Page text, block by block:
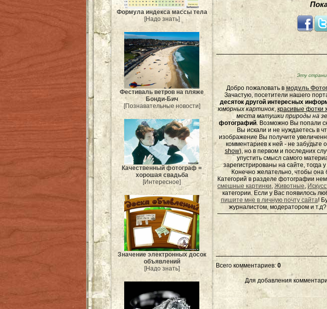
Формула индекса массы тела
[Надо знать]
Фестиваль ветров на пляже
Бонди-Бич
[Познавательные новости]
Качественный фотограф =
хорошая свадьба
[Интересное]
Значение электронных досок
объявлений
[Надо знать]
Эту
Добро пожаловать в модуль
Зачастую, посетители нашего
десяток другой интересных
юморныхкартинок, красивые фотки
места матушки природы на
фотографий. Возможно Вы попали
Вы искали и не нуждаетесь в
изображение Вы получите
комментариев к ней - не забудьте
show), но в первом и последних
упустить смысл самого
зарегистрированы на сайте,
Конечно желательно, чтобы она
Категорий в разделе фотографии
смешные картинки, Животные,
категории. Если у Вас появилось
пишите мне в личную почту сайта!
журналистом, модератором и
Всего комментариев: 0
Для добавления